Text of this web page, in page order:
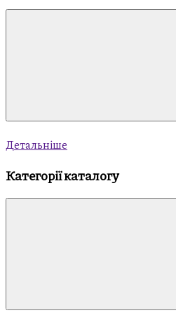
Детальніше
Категорії каталогу